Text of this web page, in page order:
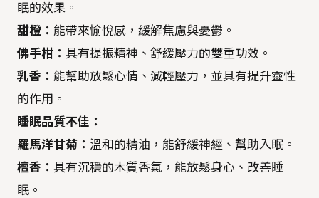
眠的效果。
甜橙： 能帶來愉悅感，緩解焦慮與憂鬱。
佛手柑： 具有提振精神、舒緩壓力的雙重功效。
乳香： 能幫助放鬆心情、減輕壓力，並具有提升靈性
的作用。
睡眠品質不佳：
羅馬洋甘菊： 溫和的精油，能舒緩神經、幫助入眠。
檀香： 具有沉穩的木質香氣，能放鬆身心、改善睡
眠。